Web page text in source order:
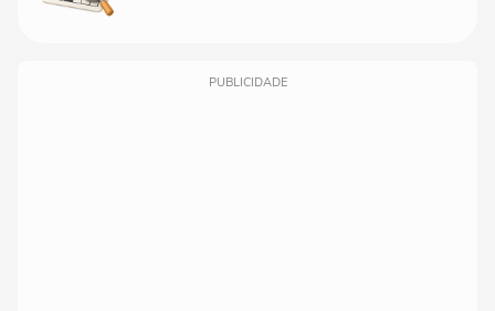
PUBLICIDADE